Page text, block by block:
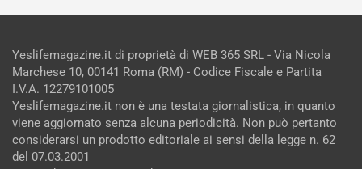
Yeslifemagazine.it di proprietà di WEB 365 SRL - Via Nicola
Marchese 10, 00141 Roma (RM) - Codice Fiscale e Partita
I.V.A. 12279101005
Yeslifemagazine.it non è una testata giornalistica, in quanto
viene aggiornato senza alcuna periodicità. Non può pertanto
considerarsi un prodotto editoriale ai sensi della legge n. 62
del 07.03.2001